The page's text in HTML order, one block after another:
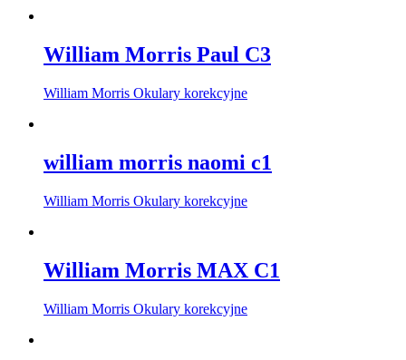
William Morris Paul C3
William Morris Okulary korekcyjne
william morris naomi c1
William Morris Okulary korekcyjne
William Morris MAX C1
William Morris Okulary korekcyjne